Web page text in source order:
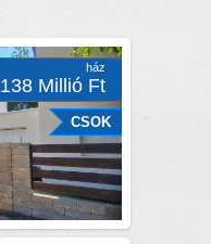
ház
138 Millió Ft
CSOK